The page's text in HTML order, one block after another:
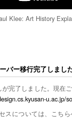
Klee: Art History
バー移行完了しまし
完了しました。現在
u.ac.jp/
スについては、こち